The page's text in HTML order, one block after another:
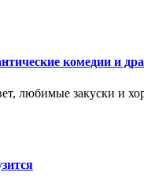
комедии и
любимые закуски и